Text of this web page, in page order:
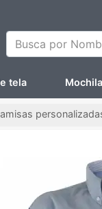
Busca por
tela